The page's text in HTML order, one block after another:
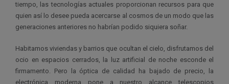
tiempo, las tecnologías actuales proporcionan recursos para que
quien así lo desee pueda acercarse al cosmos de un modo que las
generaciones anteriores no habrían podido siquiera soñar.
Habitamos viviendas y barrios que ocultan el cielo, disfrutamos del
ocio en espacios cerrados, la luz artificial de noche esconde el
firmamento. Pero la óptica de calidad ha bajado de precio, la
electrónica moderna pone a nuestro alcance telescopios